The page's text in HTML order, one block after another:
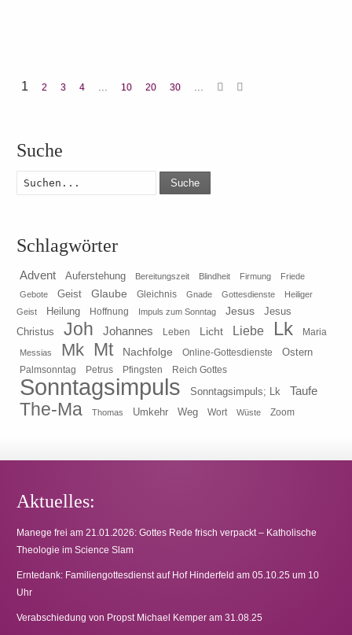
1 2 3 4 10 20 30
Suche
Suche
Schlagwörter
Advent Auferstehung Bereitungszeit Blindheit Firmung
Friede
Gebote
Geist Glaube Gleichnis Gnade Gottesdienste
Heiliger
Geist
Heilung Hoffnung Impuls zum Sonntag Jesus
Jesus
Christus
Joh Johannes Leben Licht Liebe Lk Maria
Messias Mk Mt Nachfolge Online-Gottesdienste Ostern
Palmsonntag Petrus Pfingsten Reich Gottes
Sonntagsimpuls Sonntagsimpuls; Lk Taufe
The-Ma Thomas Umkehr Weg Wort Wüste Zoom
Aktuelles:
Manege frei am 21.01.2026: Gottes Rede frisch verpackt – Katholische
Theologie im Science Slam
Erntedank: Familiengottesdienst auf Hof Hinderfeld am 05.10.25 um 10
Uhr
Verabschiedung von Propst Michael Kemper am 31.08.25